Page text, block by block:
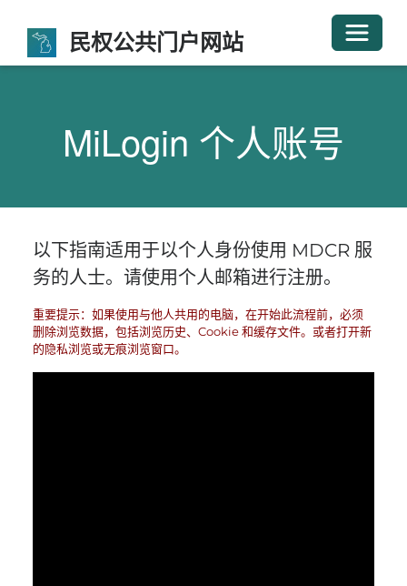
民权公共门户网站
切换导
MiLogin 个人账号
以下指南适用于以个人身份使用 MDCR 服
务的人士。请使用个人邮箱进行注册。
重要提示：如果使用与他人共用的电脑，在开始此流程前，必须
删除浏览数据，包括浏览历史、Cookie 和缓存文件。或者打开新
的隐私浏览或无痕浏览窗口。